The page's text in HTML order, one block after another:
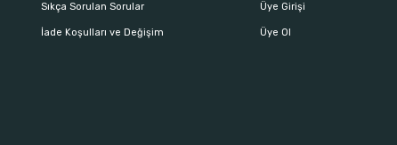
Sıkça Sorulan Sorular
İade Koşulları ve Değişim
Üye Girişi
Üye Ol